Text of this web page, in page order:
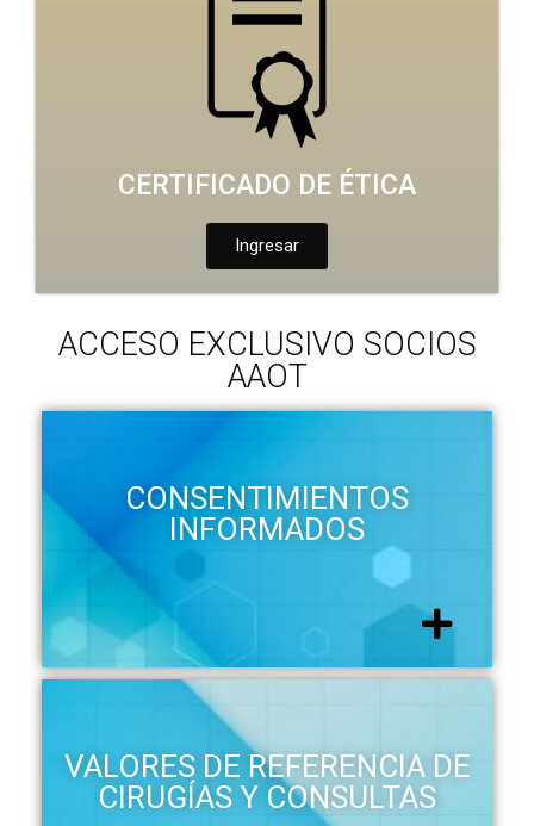
CERTIFICADO DE ÉTICA
Ingresar
ACCESO EXCLUSIVO SOCIOS
AAOT
CONSENTIMIENTOS
INFORMADOS
VALORES DE REFERENCIA DE
CIRUGÍAS Y CONSULTAS